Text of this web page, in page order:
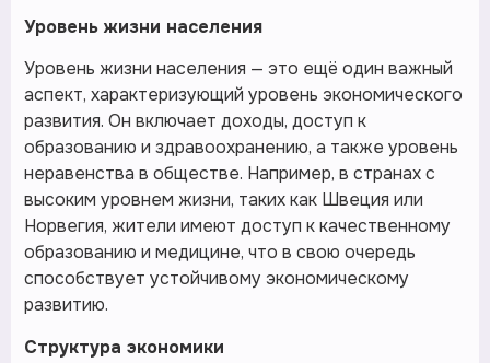
Уровень жизни населения
Уровень жизни населения — это ещё один важный
аспект, характеризующий уровень экономического
развития. Он включает доходы, доступ к
образованию и здравоохранению, а также уровень
неравенства в обществе. Например, в странах с
высоким уровнем жизни, таких как Швеция или
Норвегия, жители имеют доступ к качественному
образованию и медицине, что в свою очередь
способствует устойчивому экономическому
развитию.
Структура экономики